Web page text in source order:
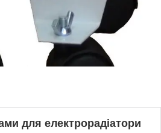
для електрорадіатори